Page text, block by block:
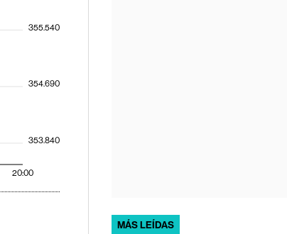
20:00
353.840
354.690
355.540
MÁS LEÍDAS